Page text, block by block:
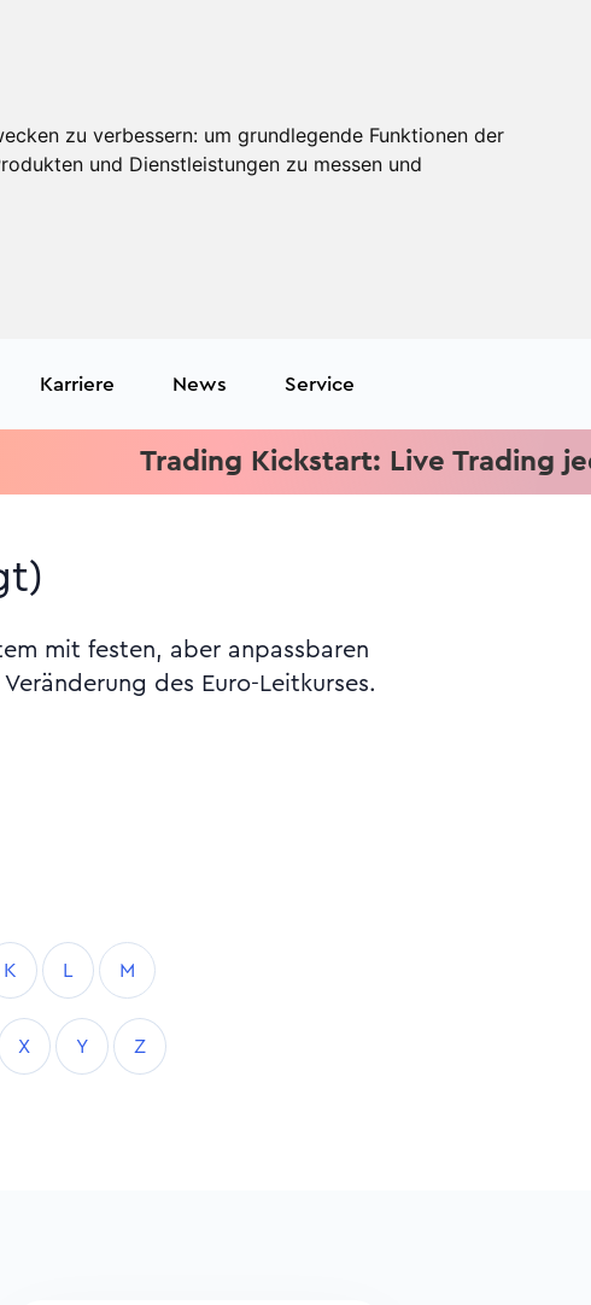
zu verbessern: um grundlegende Funktionen der
und Dienstleistungen zu messen und
Karriere News Service
Trading Kickstart: Live Trading jeden
mit festen, aber anpassbaren
des Euro-Leitkurses.
K L M
X Y Z